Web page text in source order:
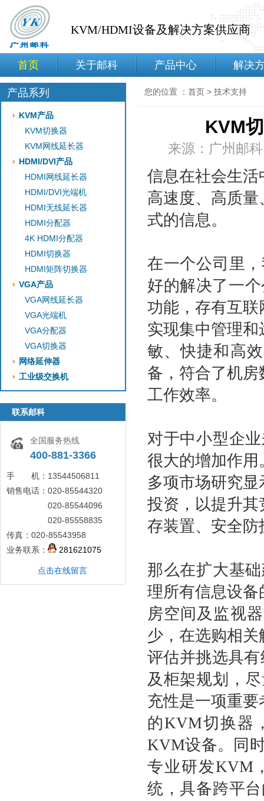
KVM/HDMI设备及解决方案供应商
首页 关于邮科 产品中心 解决
产品系列
KVM产品
KVM切换器
KVM网线延长器
HDMI/DVI产品
HDMI网线延长器
HDMI/DVI光端机
HDMI无线延长器
HDMI分配器
4K HDMI分配器
HDMI切换器
HDMI矩阵切换器
VGA产品
VGA网线延长器
VGA光端机
VGA分配器
VGA切换器
网络延伸器
工业级交换机
联系邮科
全国服务热线
400-881-3366
手 机：13544506811
销售电话：020-85544320
020-85544096
020-85558835
传真：020-85543958
业务联系：
281621075
点击在线留言
您的位置 ： 首页 > 技术支持
KVM
来源：广州邮
信息在社会生
高速度、高质
式的信息。
在一个公司里
好的解决了一
功能，存有互
实现集中管理
敏、快捷和高
备，符合了机
工作效率。
对于中小型企
很大的增加作用
多项市场研究
投资，以提升
存装置、安全防
那么在扩大基
理所有信息设
房空间及监视
少，在选购相
评估并挑选具
及柜架规划，
充性是一项重
的KVM切换器
KVM设备。同
专业研发KVM
统，具备跨平